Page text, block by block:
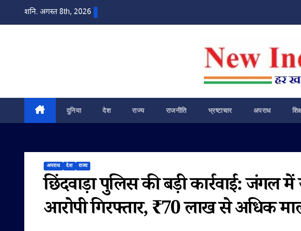
शनि. अगस्त 8th, 2026
दुनिया देश राज्य राजनीति भ्रष्टाचार अपराध
अपराध देश राज्य
छिंदवाड़ा पुलिस की बड़ी कार्रवाई:
आरोपी गिरफ्तार, ₹70 लाख से अधिक